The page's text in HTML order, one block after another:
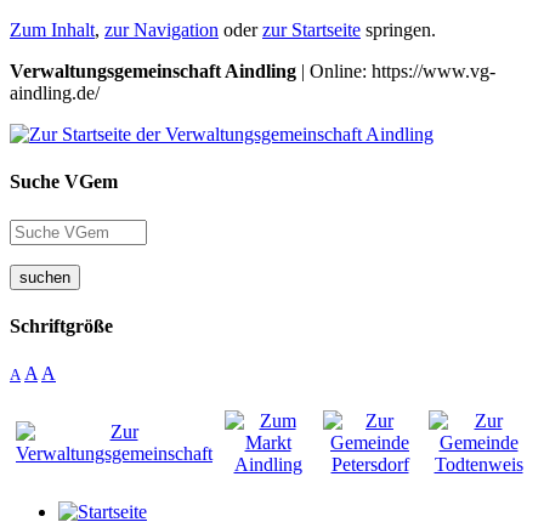
Zum Inhalt, zur Navigation oderzur Startseite springen.
Verwaltungsgemeinschaft Aindling | Online: https://www.vg-
aindling.de/
Suche VGem
suchen
Schriftgröße
A A A